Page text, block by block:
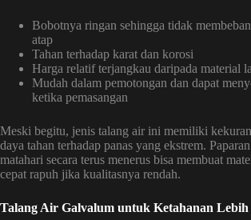
Bobotnya ringan sehingga tidak
atap
Tahan terhadap karat dan korosi
Harga relatif terjangkau daripada material
Mudah dalam pemotongan dan dapat
ketika pemasangan
Meski begitu, jenis talang air ini memiliki
daya tahan terhadap panas yang ekstrem.
matahari secara terus menerus bisa membuat
cepat rapuh jika kualitasnya rendah.
Talang Air Galvalum untuk Ketahanan Lebih